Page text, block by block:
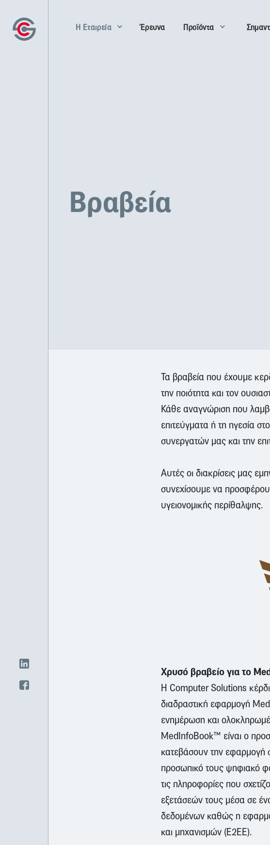
Η Εταιρεία Έρευνα Προϊόντα
Βραβεία
Τα βραβεία που έχουμε
την ποιότητα και τον
Κάθε αναγνώριση που
επιτεύγματα ή τη ηγεσία
συνεργατών μας και την
Αυτές οι διακρίσεις μας
συνεχίσουμε να
υγειονομικής περίθαλψης.
Xρυσό βραβείο για το
H Computer Solutions
διαδραστική εφαρμογή
ενημέρωση και
MedInfoBook™ είναι ο
κατεβάσουν την εφαρμογή
προσωπικό τους ψηφιακό
τις πληροφορίες που
εξετάσεών τους μέσα σε
δεδομένων καθώς η
και μηχανισμών (Ε2ΕΕ).